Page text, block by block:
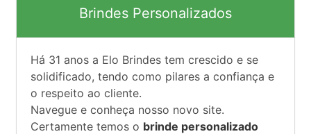
Brindes Personalizados
Há 31 anos a Elo Brindes tem crescido e se
solidificado, tendo como pilares a confiança e
o respeito ao cliente.
Navegue e conheça nosso novo site.
Certamente temos o brinde personalizado